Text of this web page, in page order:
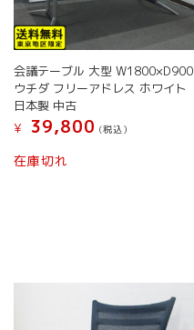
会議テーブル 大型 W1800×D900
ウチダ フリーアドレス ホワイト
日本製 中古
¥
39,800 (税込）
在庫切れ